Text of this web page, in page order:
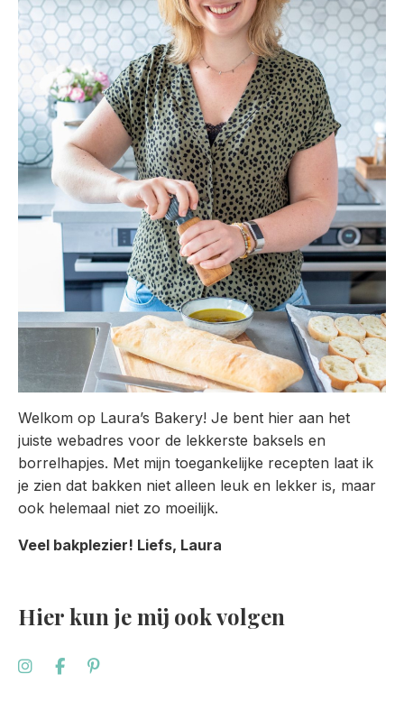
Welkom op Laura’s Bakery! Je bent hier aan het
juiste webadres voor de lekkerste baksels en
borrelhapjes. Met mijn toegankelijke recepten laat ik
je zien dat bakken niet alleen leuk en lekker is, maar
ook helemaal niet zo moeilijk.
Veel bakplezier! Liefs, Laura
Hier kun je mij ook volgen